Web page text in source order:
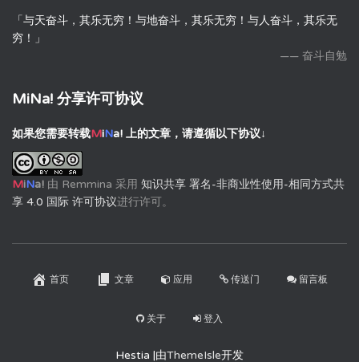
「与天奋斗，其乐无穷！与地奋斗，其乐无穷！与人奋斗，其乐无
穷！」
—— 奋斗自勉
MiNa! 分享许可协议
如果您需要转载MiNa! 上的文章，请遵循以下协议↓
MiNa! 由 Remmina 采用 知识共享 署名-非商业性使用-相同方式共
享 4.0 国际 许可协议进行许可。
首页 文章 应用 传送门 留言板
关于 登入
Hestia |由ThemeIsle开发